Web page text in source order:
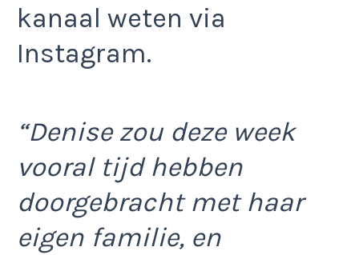
kanaal weten via
Instagram.
“Denise zou deze week
vooral tijd hebben
doorgebracht met haar
eigen familie, en